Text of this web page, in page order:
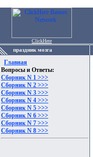
ClickHere
праздник мозга
Главная
Вопросы и Ответы:
Сборник N 1 >>>
Сборник N 2 >>>
Сборник N 3 >>>
Сборник N 4 >>>
Сборник N 5 >>>
Сборник N 6 >>>
Сборник N 7 >>>
Сборник N 8 >>>